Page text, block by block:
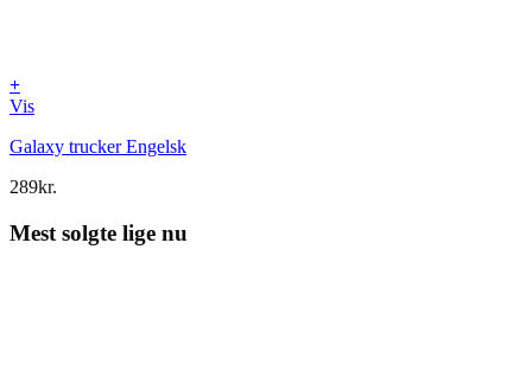
+
Vis
Galaxy trucker Engelsk
289kr.
Mest solgte lige nu